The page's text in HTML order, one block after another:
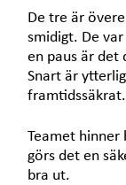
De tre är
smidigt. De
en paus är det
Snart är
framtidssäkrat.
Teamet hinner
görs det en
bra ut.